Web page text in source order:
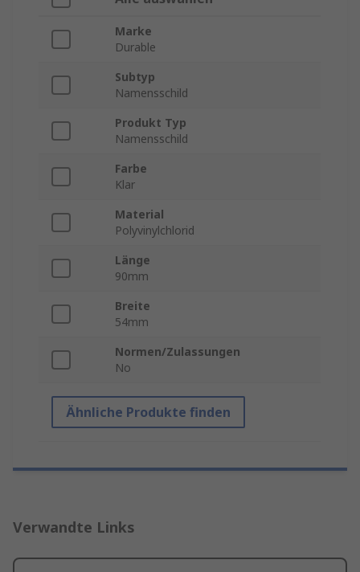
Marke
Durable
Subtyp
Namensschild
Produkt Typ
Namensschild
Farbe
Klar
Material
Polyvinylchlorid
Länge
90mm
Breite
54mm
Normen/Zulassungen
No
Ähnliche Produkte finden
Verwandte Links